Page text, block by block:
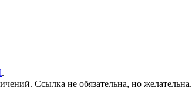
.
Ссылка не обязательна, но желательна.